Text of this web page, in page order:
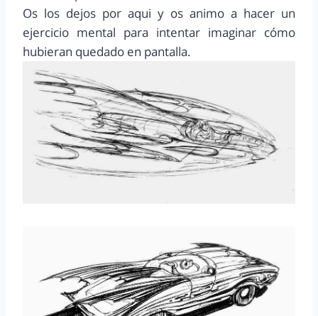
Os los dejos por aqui y os animo a hacer un
ejercicio mental para intentar imaginar cómo
hubieran quedado en pantalla.